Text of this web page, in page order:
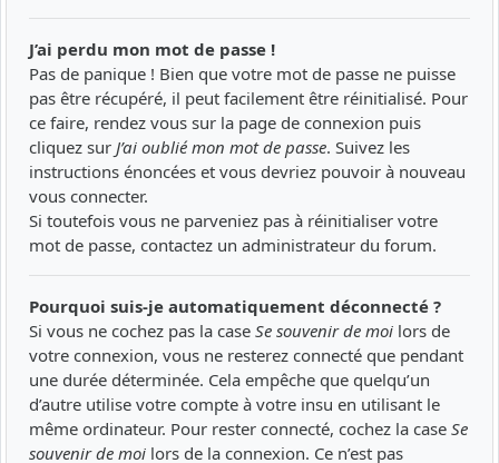
J’ai perdu mon mot de passe !
Pas de panique ! Bien que votre mot de passe ne puisse
pas être récupéré, il peut facilement être réinitialisé. Pour
ce faire, rendez vous sur la page de connexion puis
cliquez sur J’ai oublié mon mot de passe. Suivez les
instructions énoncées et vous devriez pouvoir à nouveau
vous connecter.
Si toutefois vous ne parveniez pas à réinitialiser votre
mot de passe, contactez un administrateur du forum.
Pourquoi suis-je automatiquement déconnecté ?
Si vous ne cochez pas la case Se souvenir de moi lors de
votre connexion, vous ne resterez connecté que pendant
une durée déterminée. Cela empêche que quelqu’un
d’autre utilise votre compte à votre insu en utilisant le
même ordinateur. Pour rester connecté, cochez la case Se
souvenir de moi lors de la connexion. Ce n’est pas